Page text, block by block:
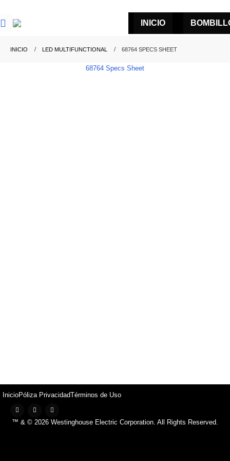
INICIO
INICIO LED MULTIFUNCTIONAL 68764 SPECS SHEET
68764 Specs Sheet
InicioPóliza PrivacidadTérminos de Uso
™ & © 2026 Westinghouse Electric Corporation. All Rights Reserved.